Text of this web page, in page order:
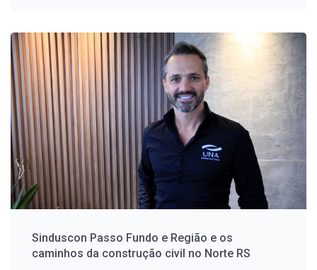
Sinduscon Passo Fundo e Região e os
caminhos da construção civil no Norte RS